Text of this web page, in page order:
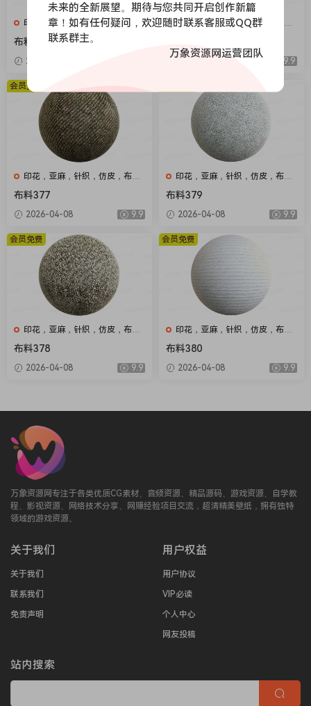
印花，亚麻，针织，仿皮，布
匹，家纺，绒布
布料376
2026-04-08
印花，亚麻，针织，仿皮，布
9.9
印花，亚麻，针织，仿皮，布
匹，家纺，绒布
布料377
2026-04-08 9.9
会员免费
印花，亚麻，针织，仿皮，布
匹，家纺，绒布
布料379
2026-04-08 9.9
印花，亚麻，针织，仿皮，布
匹，家纺，绒布
布料378
2026-04-08 9.9
会员免费
印花，亚麻，针织，仿皮，布
匹，家纺，绒布
布料380
2026-04-08 9.9
会员免费
万象资源网专注于各类优质CG素材、音频资源、精品源码、游戏资源、自学教
程、影视资源、网络技术分享、网赚经验项目交流，超清精美壁纸，拥有独特
领域的游戏资源。
关于我们
关于我们
联系我们
免责声明
用户权益
用户协议
VIP必读
个人中心
网友投稿
站内搜索
未来的全新展望。期待与您共同开启创作新篇
章！如有任何疑问，欢迎随时联系客服或QQ群
联系群主。
万象资源网运营团队